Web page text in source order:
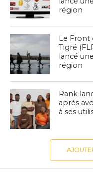
région
Le Front
Tigré
lancé
région
Rank
après
à ses